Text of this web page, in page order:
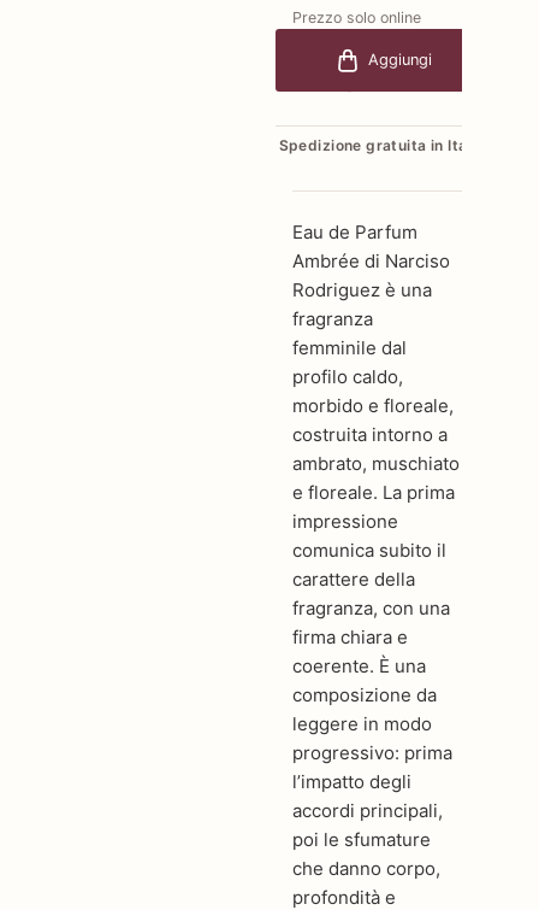
Prezzo solo online
€95,20Aggiungi
Spedizione gratuita in Italia
Eau de Parfum
Ambrée di Narciso
Rodriguez è una
fragranza
femminile dal
profilo caldo,
morbido e floreale,
costruita intorno a
ambrato, muschiato
e floreale. La prima
impressione
comunica subito il
carattere della
fragranza, con una
firma chiara e
coerente. È una
composizione da
leggere in modo
progressivo: prima
l’impatto degli
accordi principali,
poi le sfumature
che danno corpo,
profondità e